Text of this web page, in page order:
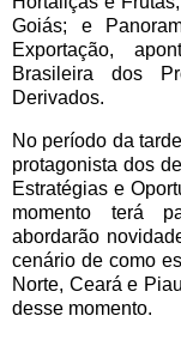
Goiás; e
Exportação,
Brasileira dos
Derivados.
No período da
protagonista dos
Estratégias e
momento terá
abordarão
cenário de como
Norte, Ceará e
desse momento.